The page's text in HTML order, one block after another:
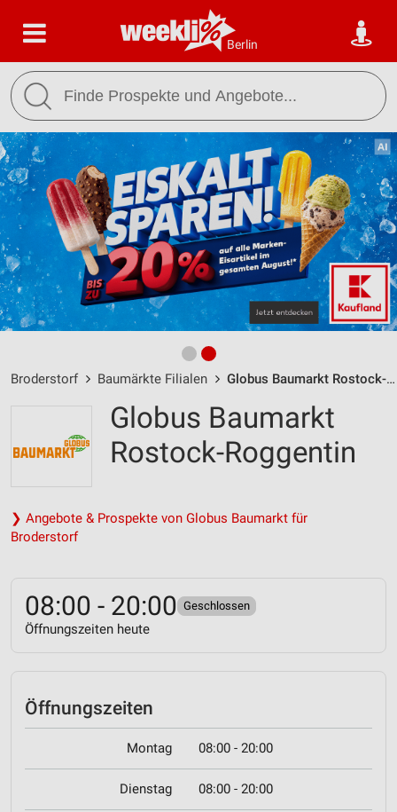
Berlin
Broderstorf Baumärkte Filialen Globus Baumarkt Rostock-Roggentin / Globusring 2 - Öffnungszeiten & Adresse
Globus Baumarkt
Rostock-Roggentin
❯ Angebote & Prospekte von Globus Baumarkt für
Broderstorf
08:00 - 20:00 Geschlossen
Öffnungszeiten heute
Öffnungszeiten
Montag 08:00 - 20:00
Dienstag 08:00 - 20:00